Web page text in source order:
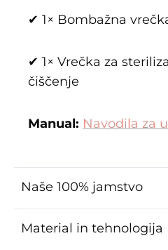
✔ 1× Bombažna
✔ 1× Vrečka za
čiščenje
Manual: Navodila za
Naše 100% jamstvo
Material in tehnologija